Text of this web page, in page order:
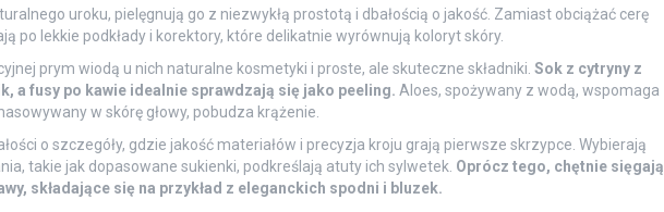
uroku, pielęgnują go z niezwykłą prostotą i dbałością o jakość. Zamiast obciążać cerę
po lekkie podkłady i korektory, które delikatnie wyrównują koloryt skóry.
prym wiodą u nich naturalne kosmetyki i proste, ale skuteczne składniki. Sok z cytryny z
a fusy po kawie idealnie sprawdzają się jako peeling. Aloes, spożywany z wodą, wspomaga
w skórę głowy, pobudza krążenie.
o szczegóły, gdzie jakość materiałów i precyzja kroju grają pierwsze skrzypce. Wybierają
takie jak dopasowane sukienki, podkreślają atuty ich sylwetek. Oprócz tego, chętnie sięgają
składające się na przykład z eleganckich spodni i bluzek.